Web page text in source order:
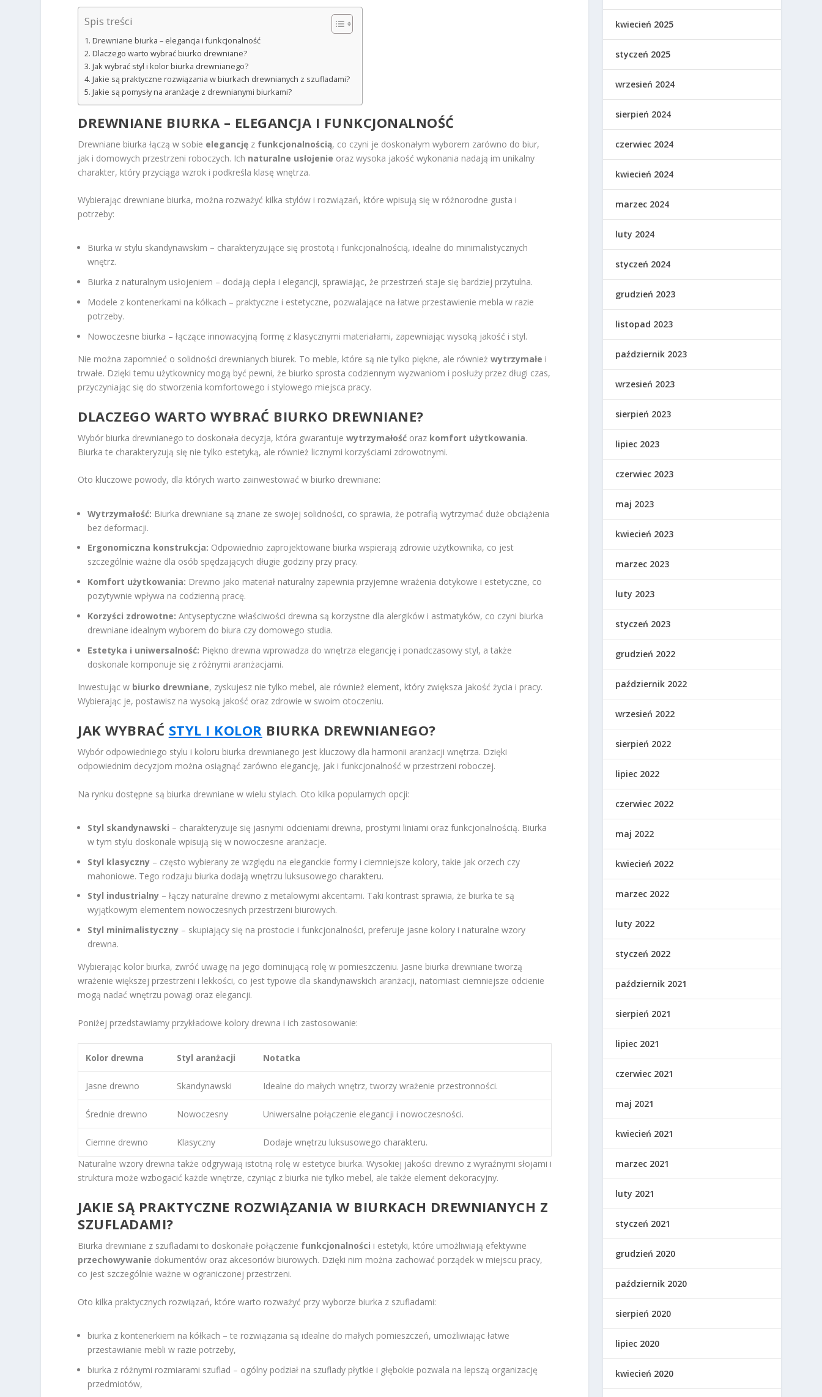
Spis treści
Drewniane biurka – elegancja i funkcjonalność
Dlaczego warto wybrać biurko drewniane?
Jak wybrać styl i kolor biurka drewnianego?
Jakie są praktyczne rozwiązania w biurkach drewnianych z szufladami?
Jakie są pomysły na aranżacje z drewnianymi biurkami?
DREWNIANE BIURKA – ELEGANCJA I FUNKCJONALNOŚĆ
Drewniane biurka łączą w sobie elegancję z funkcjonalnością, co czyni je doskonałym wyborem zarówno do biur,
jak i domowych przestrzeni roboczych. Ich naturalne usłojenie oraz wysoka jakość wykonania nadają im unikalny
charakter, który przyciąga wzrok i podkreśla klasę wnętrza.
Wybierając drewniane biurka, można rozważyć kilka stylów i rozwiązań, które wpisują się w różnorodne gusta i
potrzeby:
Biurka w stylu skandynawskim – charakteryzujące się prostotą i funkcjonalnością, idealne do minimalistycznych
wnętrz.
Biurka z naturalnym usłojeniem – dodają ciepła i elegancji, sprawiając, że przestrzeń staje się bardziej przytulna.
Modele z kontenerkami na kółkach – praktyczne i estetyczne, pozwalające na łatwe przestawienie mebla w razie
potrzeby.
Nowoczesne biurka – łączące innowacyjną formę z klasycznymi materiałami, zapewniając wysoką jakość i styl.
Nie można zapomnieć o solidności drewnianych biurek. To meble, które są nie tylko piękne, ale równieżwytrzymałe i
trwałe. Dzięki temu użytkownicy mogą być pewni, że biurko sprosta codziennym wyzwaniom i posłuży przez długi czas,
przyczyniając się do stworzenia komfortowego i stylowego miejsca pracy.
DLACZEGO WARTO WYBRAĆ BIURKO DREWNIANE?
Wybór biurka drewnianego to doskonała decyzja, która gwarantujewytrzymałość oraz komfort użytkowania.
Biurka te charakteryzują się nie tylko estetyką, ale również licznymi korzyściami zdrowotnymi.
Oto kluczowe powody, dla których warto zainwestować w biurko drewniane:
Wytrzymałość: Biurka drewniane są znane ze swojej solidności, co sprawia, że potrafią wytrzymać duże obciążenia
bez deformacji.
Ergonomiczna konstrukcja: Odpowiednio zaprojektowane biurka wspierają zdrowie użytkownika, co jest
szczególnie ważne dla osób spędzających długie godziny przy pracy.
Komfort użytkowania: Drewno jako materiał naturalny zapewnia przyjemne wrażenia dotykowe i estetyczne, co
pozytywnie wpływa na codzienną pracę.
Korzyści zdrowotne: Antyseptyczne właściwości drewna są korzystne dla alergików i astmatyków, co czyni biurka
drewniane idealnym wyborem do biura czy domowego studia.
Estetyka i uniwersalność: Piękno drewna wprowadza do wnętrza elegancję i ponadczasowy styl, a także
doskonale komponuje się z różnymi aranżacjami.
Inwestując w biurko drewniane, zyskujesz nie tylko mebel, ale również element, który zwiększa jakość życia i pracy.
Wybierając je, postawisz na wysoką jakość oraz zdrowie w swoim otoczeniu.
JAK WYBRAĆ STYL I KOLOR BIURKA DREWNIANEGO?
Wybór odpowiedniego stylu i koloru biurka drewnianego jest kluczowy dla harmonii aranżacji wnętrza. Dzięki
odpowiednim decyzjom można osiągnąć zarówno elegancję, jak i funkcjonalność w przestrzeni roboczej.
Na rynku dostępne są biurka drewniane w wielu stylach. Oto kilka popularnych opcji:
Styl skandynawski – charakteryzuje się jasnymi odcieniami drewna, prostymi liniami oraz funkcjonalnością. Biurka
w tym stylu doskonale wpisują się w nowoczesne aranżacje.
Styl klasyczny – często wybierany ze względu na eleganckie formy i ciemniejsze kolory, takie jak orzech czy
mahoniowe. Tego rodzaju biurka dodają wnętrzu luksusowego charakteru.
Styl industrialny – łączy naturalne drewno z metalowymi akcentami. Taki kontrast sprawia, że biurka te są
wyjątkowym elementem nowoczesnych przestrzeni biurowych.
Styl minimalistyczny – skupiający się na prostocie i funkcjonalności, preferuje jasne kolory i naturalne wzory
drewna.
Wybierając kolor biurka, zwróć uwagę na jego dominującą rolę w pomieszczeniu. Jasne biurka drewniane tworzą
wrażenie większej przestrzeni i lekkości, co jest typowe dla skandynawskich aranżacji, natomiast ciemniejsze odcienie
mogą nadać wnętrzu powagi oraz elegancji.
Poniżej przedstawiamy przykładowe kolory drewna i ich zastosowanie:
Kolor drewna Styl aranżacji Notatka
Jasne drewno Skandynawski Idealne do małych wnętrz, tworzy wrażenie przestronności.
Średnie drewno Nowoczesny Uniwersalne połączenie elegancji i nowoczesności.
Ciemne drewno Klasyczny
Dodaje wnętrzu luksusowego charakteru.
Naturalne wzory drewna także odgrywają istotną rolę w estetyce biurka. Wysokiej jakości drewno z wyraźnymi słojami i
struktura może wzbogacić każde wnętrze, czyniąc z biurka nie tylko mebel, ale także element dekoracyjny.
JAKIE SĄ PRAKTYCZNE ROZWIĄZANIA W BIURKACH DREWNIANYCH Z
SZUFLADAMI?
Biurka drewniane z szufladami to doskonałe połączenie funkcjonalności i estetyki, które umożliwiają efektywne
przechowywanie dokumentów oraz akcesoriów biurowych. Dzięki nim można zachować porządek w miejscu pracy,
co jest szczególnie ważne w ograniczonej przestrzeni.
Oto kilka praktycznych rozwiązań, które warto rozważyć przy wyborze biurka z szufladami:
biurka z kontenerkiem na kółkach – te rozwiązania są idealne do małych pomieszczeń, umożliwiając łatwe
przestawianie mebli w razie potrzeby,
biurka z różnymi rozmiarami szuflad – ogólny podział na szuflady płytkie i głębokie pozwala na lepszą organizację
przedmiotów,
kwiecień 2025
styczeń 2025
wrzesień 2024
sierpień 2024
czerwiec 2024
kwiecień 2024
marzec 2024
luty 2024
styczeń 2024
grudzień 2023
listopad 2023
październik 2023
wrzesień 2023
sierpień 2023
lipiec 2023
czerwiec 2023
maj 2023
kwiecień 2023
marzec 2023
luty 2023
styczeń 2023
grudzień 2022
październik 2022
wrzesień 2022
sierpień 2022
lipiec 2022
czerwiec 2022
maj 2022
kwiecień 2022
marzec 2022
luty 2022
styczeń 2022
październik 2021
sierpień 2021
lipiec 2021
czerwiec 2021
maj 2021
kwiecień 2021
marzec 2021
luty 2021
styczeń 2021
grudzień 2020
październik 2020
sierpień 2020
lipiec 2020
kwiecień 2020